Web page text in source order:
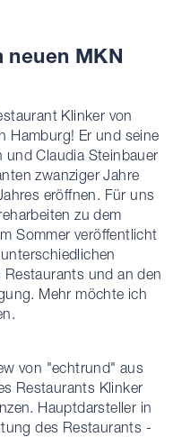
MKN
Klinker von
Hamburg! Er und seine
und Claudia Steinbauer
zwanziger Jahre
eröffnen. Für uns
zu dem
Sommer veröffentlicht
und an den
Mehr möchte ich
von "echtrund" aus
Restaurants Klinker
Hauptdarsteller in
des Restaurants -